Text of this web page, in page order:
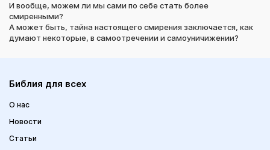
И вообще, можем ли мы сами по себе стать более
смиренными?
А может быть, тайна настоящего смирения заключается, как
думают некоторые, в самоотречении и самоуничижении?
Библия для всех
О нас
Новости
Статьи